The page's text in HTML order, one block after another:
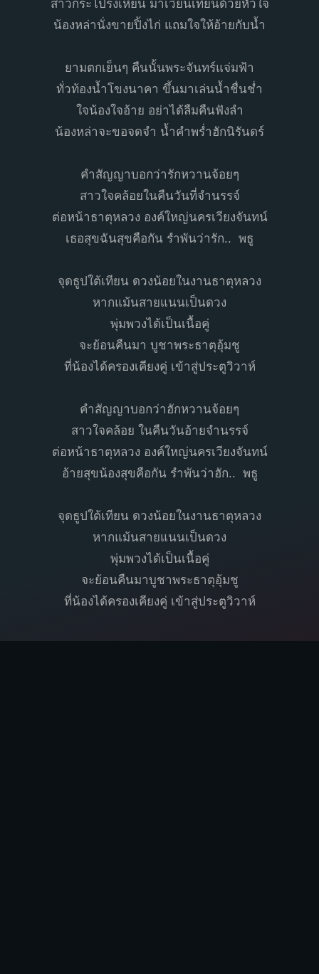
สาวกระโปรงเหี่ยน มาเวียนเทียนด้วยหัวใจ
น้องหล่านั่งขายปิ้งไก่ แถมใจให้อ้ายกับน้ำ
ยามตกเย็นๆ คืนนั้นพระจันทร์แจ่มฟ้า
ทั่วท้องน้ำโขงนาคา ขึ้นมาเล่นน้ำชื่นช่ำ
ใจน้องใจอ้าย อย่าได้ลืมคืนฟังลำ
น้องหล่าจะขอจดจำ น้ำคำพร่ำฮักนิรันดร์
คำสัญญาบอกว่ารักหวานจ้อยๆ
สาวใจคล้อยในคืนวันที่จำนรรจ์
ต่อหน้าธาตุหลวง องค์ใหญ่นครเวียงจันทน์
เธอสุขฉันสุขคือกัน รำพันว่ารัก.. พธู
จุดธูปใต้เทียน ดวงน้อยในงานธาตุหลวง
หากแม้นสายแนนเป็นดวง
พุ่มพวงได้เป็นเนื้อคู่
จะย้อนคืนมา บูชาพระธาตุอุ้มชู
ที่น้องได้ครองเคียงคู่ เข้าสู่ประตูวิวาห์
คำสัญญาบอกว่าฮักหวานจ้อยๆ
สาวใจคล้อย ในคืนวันอ้ายจำนรรจ์
ต่อหน้าธาตุหลวง องค์ใหญ่นครเวียงจันทน์
อ้ายสุขน้องสุขคือกัน รำพันว่าฮัก.. พธู
จุดธูปใต้เทียน ดวงน้อยในงานธาตุหลวง
หากแม้นสายแนนเป็นดวง
พุ่มพวงได้เป็นเนื้อคู่
จะย้อนคืนมาบูชาพระธาตุอุ้มชู
ที่น้องได้ครองเคียงคู่ เข้าสู่ประตูวิวาห์